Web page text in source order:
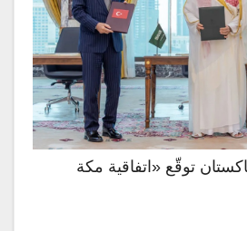
توقّع «اتفاقية مكة